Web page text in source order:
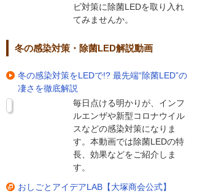
ビ対策に除菌LEDを取り入れ
てみませんか。
冬の感染対策・除菌LED解説動画
冬の感染対策をLEDで!? 最先端“除菌LED”の
凄さを徹底解説
毎日点ける明かりが、インフ
ルエンザや新型コロナウイル
スなどの感染対策になりま
す。本動画では除菌LEDの特
長、効果などをご紹介しま
す。
おしごとアイデアLAB【大塚商会公式】